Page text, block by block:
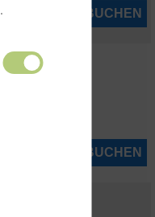
JETZT BUCHEN
JETZT BUCHEN
.